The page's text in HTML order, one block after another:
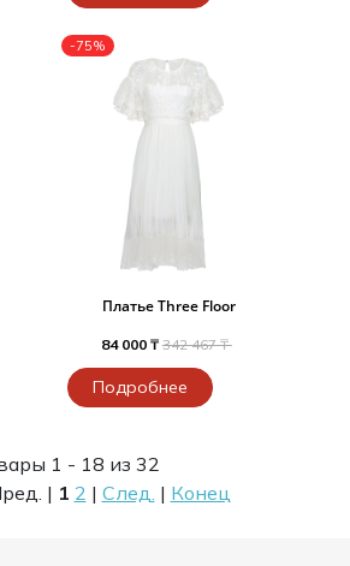
-75%
Платье Three Floor
84 000 ₸ 342 467 ₸
Подробнее
1 - 18 из 32
| 1 2 | След. | Конец